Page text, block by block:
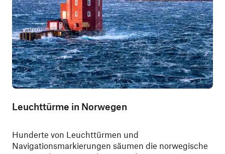
Leuchttürme in Norwegen
Hunderte von Leuchttürmen und
Navigationsmarkierungen säumen die norwegische